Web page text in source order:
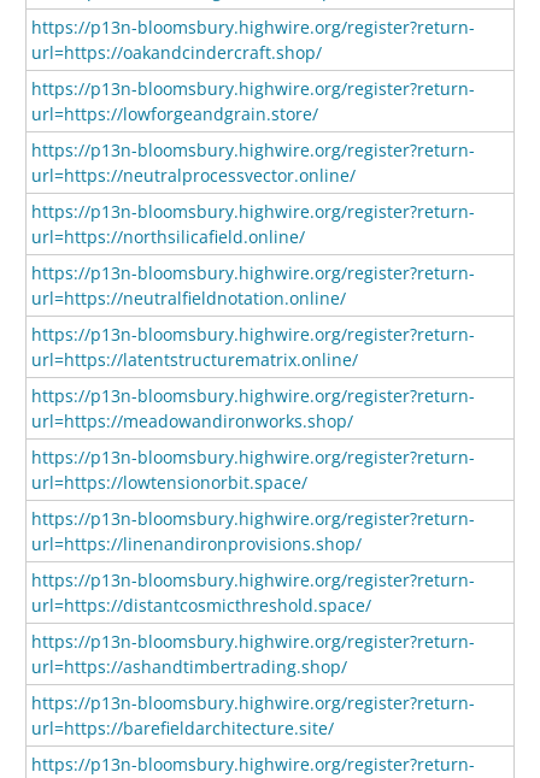
https://p13n-bloomsbury.highwire.org/register?return-
url=https://oakandcindercraft.shop/
https://p13n-bloomsbury.highwire.org/register?return-
url=https://lowforgeandgrain.store/
https://p13n-bloomsbury.highwire.org/register?return-
url=https://neutralprocessvector.online/
https://p13n-bloomsbury.highwire.org/register?return-
url=https://northsilicafield.online/
https://p13n-bloomsbury.highwire.org/register?return-
url=https://neutralfieldnotation.online/
https://p13n-bloomsbury.highwire.org/register?return-
url=https://latentstructurematrix.online/
https://p13n-bloomsbury.highwire.org/register?return-
url=https://meadowandironworks.shop/
https://p13n-bloomsbury.highwire.org/register?return-
url=https://lowtensionorbit.space/
https://p13n-bloomsbury.highwire.org/register?return-
url=https://linenandironprovisions.shop/
https://p13n-bloomsbury.highwire.org/register?return-
url=https://distantcosmicthreshold.space/
https://p13n-bloomsbury.highwire.org/register?return-
url=https://ashandtimbertrading.shop/
https://p13n-bloomsbury.highwire.org/register?return-
url=https://barefieldarchitecture.site/
https://p13n-bloomsbury.highwire.org/register?return-